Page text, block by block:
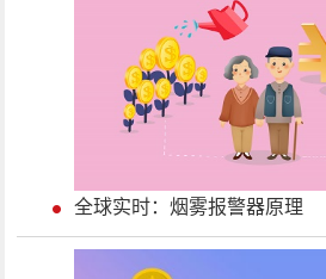
全球实时：烟雾报警器原理